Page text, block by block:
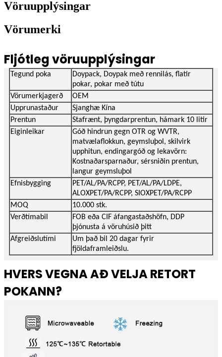
Vöruupplýsingar
Vörumerki
Fljótleg vöruupplýsingar
Tegund poka
Doypack, Doypak með rennilás, flatir
pokar, pokar með tútu
Vörumerkjagerð
OEM
Upprunastaður
Sjanghæ Kína
Prentun
Stafrænt, þyngdarprentun, hámark 10 litir
Eiginleikar
Góð hindrun gegn OTR og WVTR,
matvælaflokkun, geymsluþol, skilvirk
upphitun, endingargóð og lekavörn:
Kostnaðarsparnaður, sérsniðin prentun,
langur geymsluþol
Efnisbygging
PET/AL/PA/RCPP, PET/AL/PA/LDPE,
ALOXPET/PA/RCPP, SIOXPET/PA/RCPP
MOQ
10.000 stk.
Verðtímabil
FOB eða CIF áfangastaðshöfn, DDP
þjónusta á vöruhúsið þitt
Afgreiðslutími
Um það bil 20 dagar fyrir
fjöldaframleiðslu.
HVERS VEGNA AÐ VELJA RETORT
POKANN?